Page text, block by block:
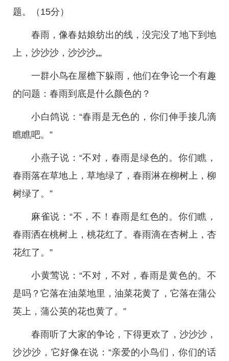
题。（15分）
春雨，像春姑娘纺出的线，没完没了地下到地
上，沙沙沙，沙沙沙„„
一群小鸟在屋檐下躲雨，他们在争论一个有趣
的问题：春雨到底是什么颜色的？
小白鸽说：“春雨是无色的，你们伸手接几滴
瞧瞧吧。”
小燕子说：“不对，春雨是绿色的。你们瞧，
春雨落在草地上，草地绿了，春雨淋在柳树上，柳
树绿了。”
麻雀说：“不，不！春雨是红色的。你们瞧，
春雨洒在桃树上，桃花红了。春雨滴在杏树上，杏
花红了。”
小黄莺说：“不对，不对，春雨是黄色的。不
是吗？它落在油菜地里，油菜花黄了，它落在蒲公
英上，蒲公英的花也黄了。”
春雨听了大家的争论，下得更欢了，沙沙沙，
沙沙沙，它好像在说：“亲爱的小鸟们，你们的话